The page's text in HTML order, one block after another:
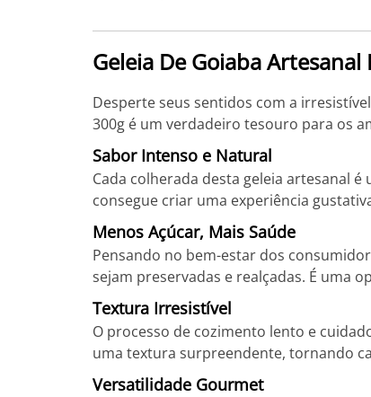
Geleia De Goiaba
Desperte seus sentidos com a
300g é um verdadeiro tesouro para os
Sabor Intenso e Natural
Cada colherada desta geleia artesanal
consegue criar uma experiência
Menos Açúcar, Mais Saúde
Pensando no bem-estar dos
sejam preservadas e realçadas. É uma
Textura Irresistível
O processo de cozimento lento e
uma textura surpreendente, tornando
Versatilidade Gourmet